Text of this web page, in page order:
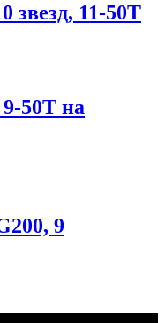
звезд, 11-50Т
50T на
9